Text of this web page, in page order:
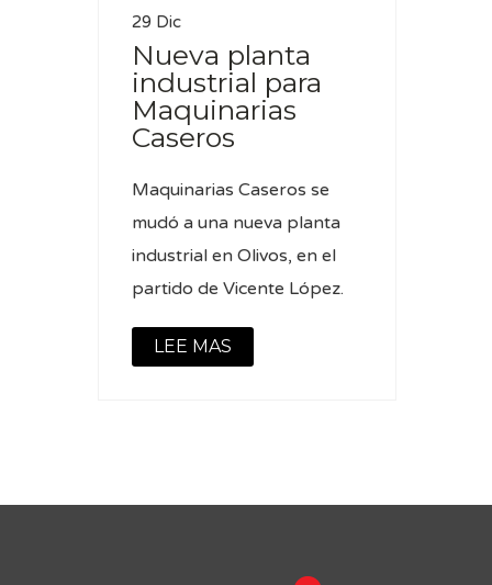
29 Dic
Nueva planta
industrial para
Maquinarias
Caseros
Maquinarias Caseros se
mudó a una nueva planta
industrial en Olivos, en el
partido de Vicente López.
LEE MAS